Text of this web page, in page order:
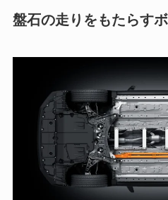
盤石の走りをもたらす